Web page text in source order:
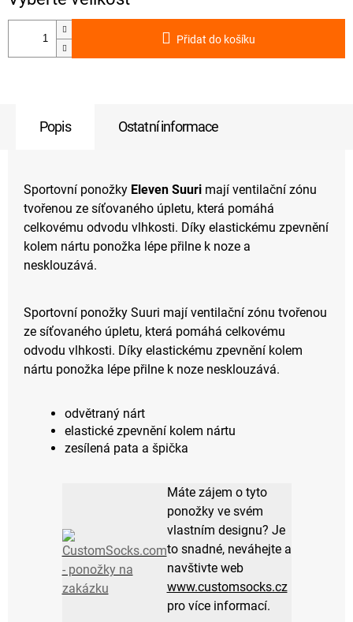
Přidat do košíku
Popis Ostatní informace
Sportovní ponožky Eleven Suuri mají ventilační zónu
tvořenou ze síťovaného úpletu, která pomáhá
celkovému odvodu vlhkosti. Díky elastickému zpevnění
kolem nártu ponožka lépe přilne k noze a
nesklouzává.
Sportovní ponožky Suuri mají ventilační zónu tvořenou
ze síťovaného úpletu, která pomáhá celkovému
odvodu vlhkosti. Díky elastickému zpevnění kolem
nártu ponožka lépe přilne k noze nesklouzává.
odvětraný nárt
elastické zpevnění kolem nártu
zesílená pata a špička
Máte zájem o tyto
ponožky ve svém
vlastním designu? Je
to snadné, neváhejte a
navštivte web
www.customsocks.cz
pro více informací.